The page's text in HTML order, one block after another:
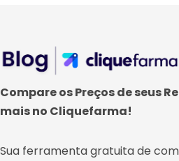
Compare os Preços de seus
mais no Cliquefarma!
Sua ferramenta gratuita de